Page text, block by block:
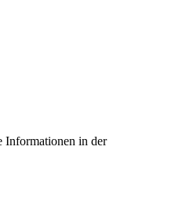
Informationen in der